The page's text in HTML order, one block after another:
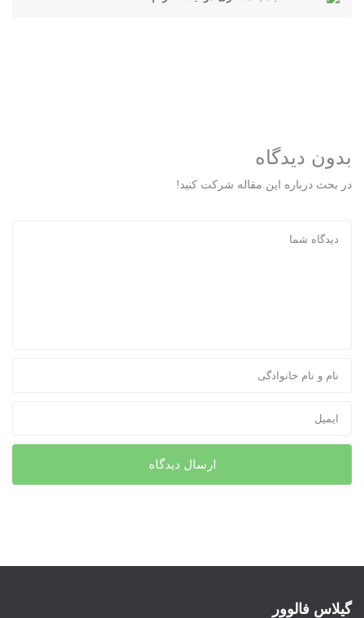
بدون دیدگاه
در بحث درباره این مقاله شرکت کنید!
گیلاس فالوور